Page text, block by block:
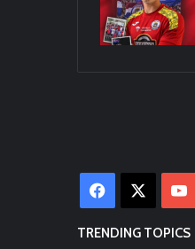
Facebook
TRENDING TOPICS